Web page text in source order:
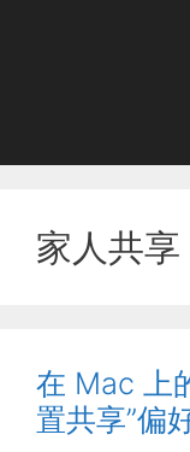
家人共享
在 Mac 上
置共享”偏